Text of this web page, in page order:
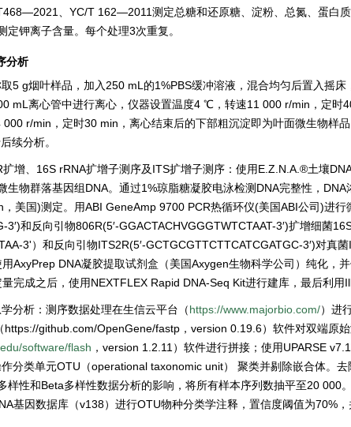
、YC/T 162—2011测定总糖和还原糖、淀粉、总氮、蛋白
钾离子含量。每个处理3次重复。
分析
5 g烟叶样品，加入250 mL的1%PBS缓冲溶液，混合均匀后置入摇
mL离心管中进行离心，仪器设置温度4 ℃，转速11 000 r/min，定时
r/min，定时30 min，离心结束后的下部粗沉淀即为叶面微生物样
续分析。
增、16S rRNA扩增子测序及ITS扩增子测序：使用E.Z.N.A.®土壤
生物群落基因组DNA。通过1%琼脂糖凝胶电泳检测DNA完整性，
美国)测定。用ABI GeneAmp 9700 PCR热循环仪(美国ABI公司)进
和反向引物806R(5′-GGACTACHVGGGTWTCTAAT-3′)扩增细菌
3ʹ）和反向引物ITS2R(5′-GCTGCGTTCTTCATCGATGC-3′)对真
AxyPrep DNA凝胶提取试剂盒（美国Axygen生物科学公司）纯化，
完成之后，使用NEXTFLEX Rapid DNA-Seq Kit进行建库，最后利用
分析：测序数据处理在生信云平台（https://www.majorbio.com/）进
https://github.com/OpenGene/fastp，version 0.19.6）软件对双端原
software/flash ，version 1.2.11）软件进行拼接；使用UPARSE
分类单元OTU（operational taxonomic unit） 聚类并剔除嵌合体。
样性和Beta多样性数据分析的影响，将所有样本序列数抽平至20 000
基因数据库（v138）进行OTU物种分类学注释，置信度阈值为70%